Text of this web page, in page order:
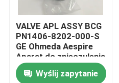
VALVE APL ASSY BCG
PN1406-8202-000-S
GE Ohmeda Aespire
Aparat do znieczulenia
Model Aestiva Zawór
APL, bez podstawy
Wyślij zapytanie